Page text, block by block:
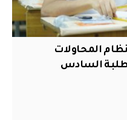
المحاولات
لطلبة السادس